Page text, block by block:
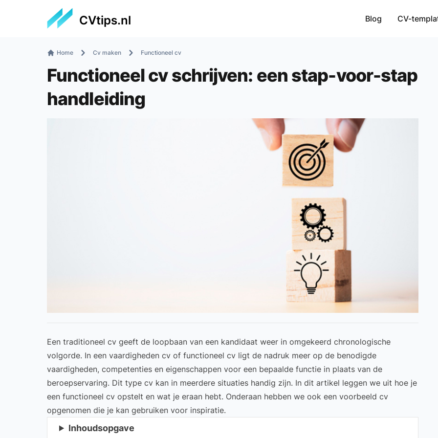
CVtips.nl Blog CV-
Home Cv maken Functioneel cv
Functioneel cv schrijven: een stap-voor-stap
handleiding
Een traditioneel cv geeft de loopbaan van een kandidaat weer in omgekeerd chronologische
volgorde. In een vaardigheden cv of functioneel cv ligt de nadruk meer op de benodigde
vaardigheden, competenties en eigenschappen voor een bepaalde functie in plaats van de
beroepservaring. Dit type cv kan in meerdere situaties handig zijn. In dit artikel leggen we uit hoe je
een functioneel cv opstelt en wat je eraan hebt. Onderaan hebben we ook een voorbeeld cv
opgenomen die je kan gebruiken voor inspiratie.
Inhoudsopgave